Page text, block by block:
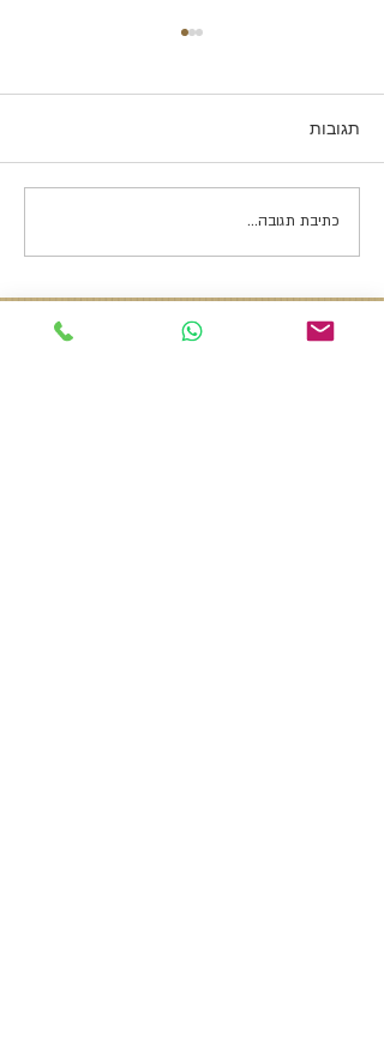
הרצון והיכולת להשפיע
תגובות
כתיבת תגובה...